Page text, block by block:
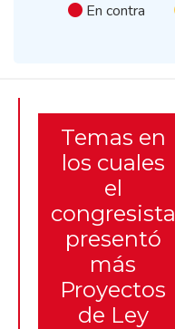
En contra
Temas en
los cuales
el
congresista
presentó
más
Proyectos
de Ley